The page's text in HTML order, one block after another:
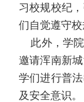
习校规校纪
们自觉遵守校
此外，学
邀请浑南新
学们进行普
及安全意识。